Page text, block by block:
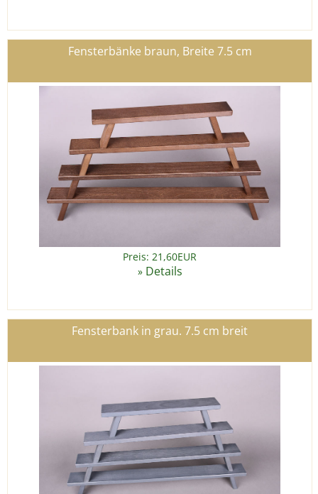
Fensterbänke braun, Breite 7.5 cm
Preis: 21,60EUR
» Details
Fensterbank in grau. 7.5 cm breit